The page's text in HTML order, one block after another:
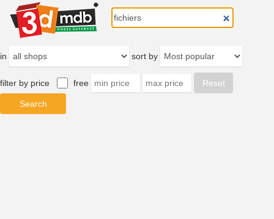
in sort by
filter by price free